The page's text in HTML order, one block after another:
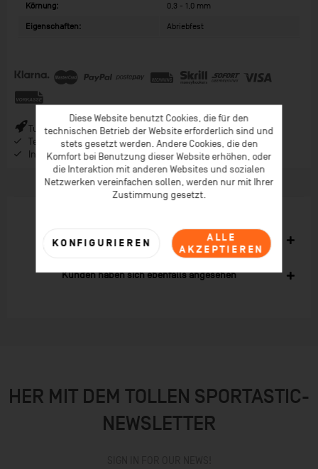
Körnung: 0,3 - 1,0 mm
Eigenschaften: Abriebfest
Turbo-Versand (*) bei Bestellungen bis 9 Uhr (* Lagerware)
Telefonberatung ab 08:00 Uhr Früh (Mo-Fr)
Inspiration im Coaching-Magazin & Newsletter
Ähnliche Artikel
Kunden haben sich ebenfalls angesehen
HER MIT DEM TOLLEN SPORTASTIC-
NEWSLETTER
Diese Website benutzt Cookies, die für den
technischen Betrieb der Website erforderlich sind und
stets gesetzt werden. Andere Cookies, die den
Komfort bei Benutzung dieser Website erhöhen, oder
die Interaktion mit anderen Websites und sozialen
Netzwerken vereinfachen sollen, werden nur mit Ihrer
Zustimmung gesetzt.
ALLE
AKZEPTIEREN
KONFIGURIEREN